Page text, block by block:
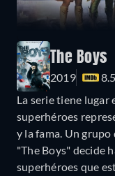
The Boys
2019
8.5
La serie tiene lugar
superhéroes
y la fama. Un
"The Boys" decide
superhéroes que